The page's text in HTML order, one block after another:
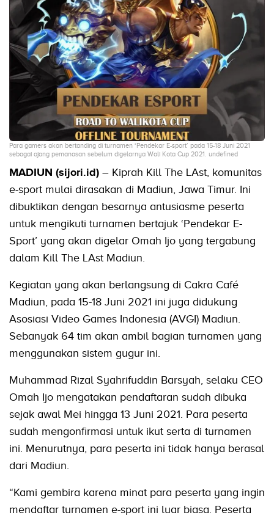
Para gamers akan bertanding di turnamen ‘Pendekar E-sport’ pada 15-18 Juni 2021
sebagai ajang pemanasan sebelum digelarnya Wali Kota Cup 2021. undefined
MADIUN (sijori.id) – Kiprah Kill The LAst, komunitas
e-sport mulai dirasakan di Madiun, Jawa Timur. Ini
dibuktikan dengan besarnya antusiasme peserta
untuk mengikuti turnamen bertajuk ‘Pendekar E-
Sport’ yang akan digelar Omah Ijo yang tergabung
dalam Kill The LAst Madiun.
Kegiatan yang akan berlangsung di Cakra Café
Madiun, pada 15-18 Juni 2021 ini juga didukung
Asosiasi Video Games Indonesia (AVGI) Madiun.
Sebanyak 64 tim akan ambil bagian turnamen yang
menggunakan sistem gugur ini.
Muhammad Rizal Syahrifuddin Barsyah, selaku CEO
Omah Ijo mengatakan pendaftaran sudah dibuka
sejak awal Mei hingga 13 Juni 2021. Para peserta
sudah mengonfirmasi untuk ikut serta di turnamen
ini. Menurutnya, para peserta ini tidak hanya berasal
dari Madiun.
“Kami gembira karena minat para peserta yang ingin
mendaftar turnamen e-sport ini luar biasa. Peserta